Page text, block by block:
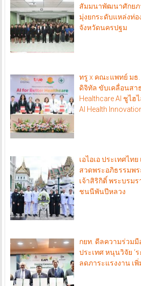
สัมมนาพัฒนาศักยภ
มุ่งยกระดับแหล่งท่
จังหวัดนครปฐม
ทรู x คณะแพทย์ มธ.
ดิจิทัล ขับเคลื่อนส
Healthcare AI ชูไฮ
AI Health
เอไอเอ ประเทศไท
สวดพระอภิธรรมพ
เจ้าสิริกิติ์ พระบรม
ชนนีพันปีหลวง
กยท. ดีลความร่วมมื
ประเทศ หนุนวิจัย ‘
ลดภาระแรงงาน เ